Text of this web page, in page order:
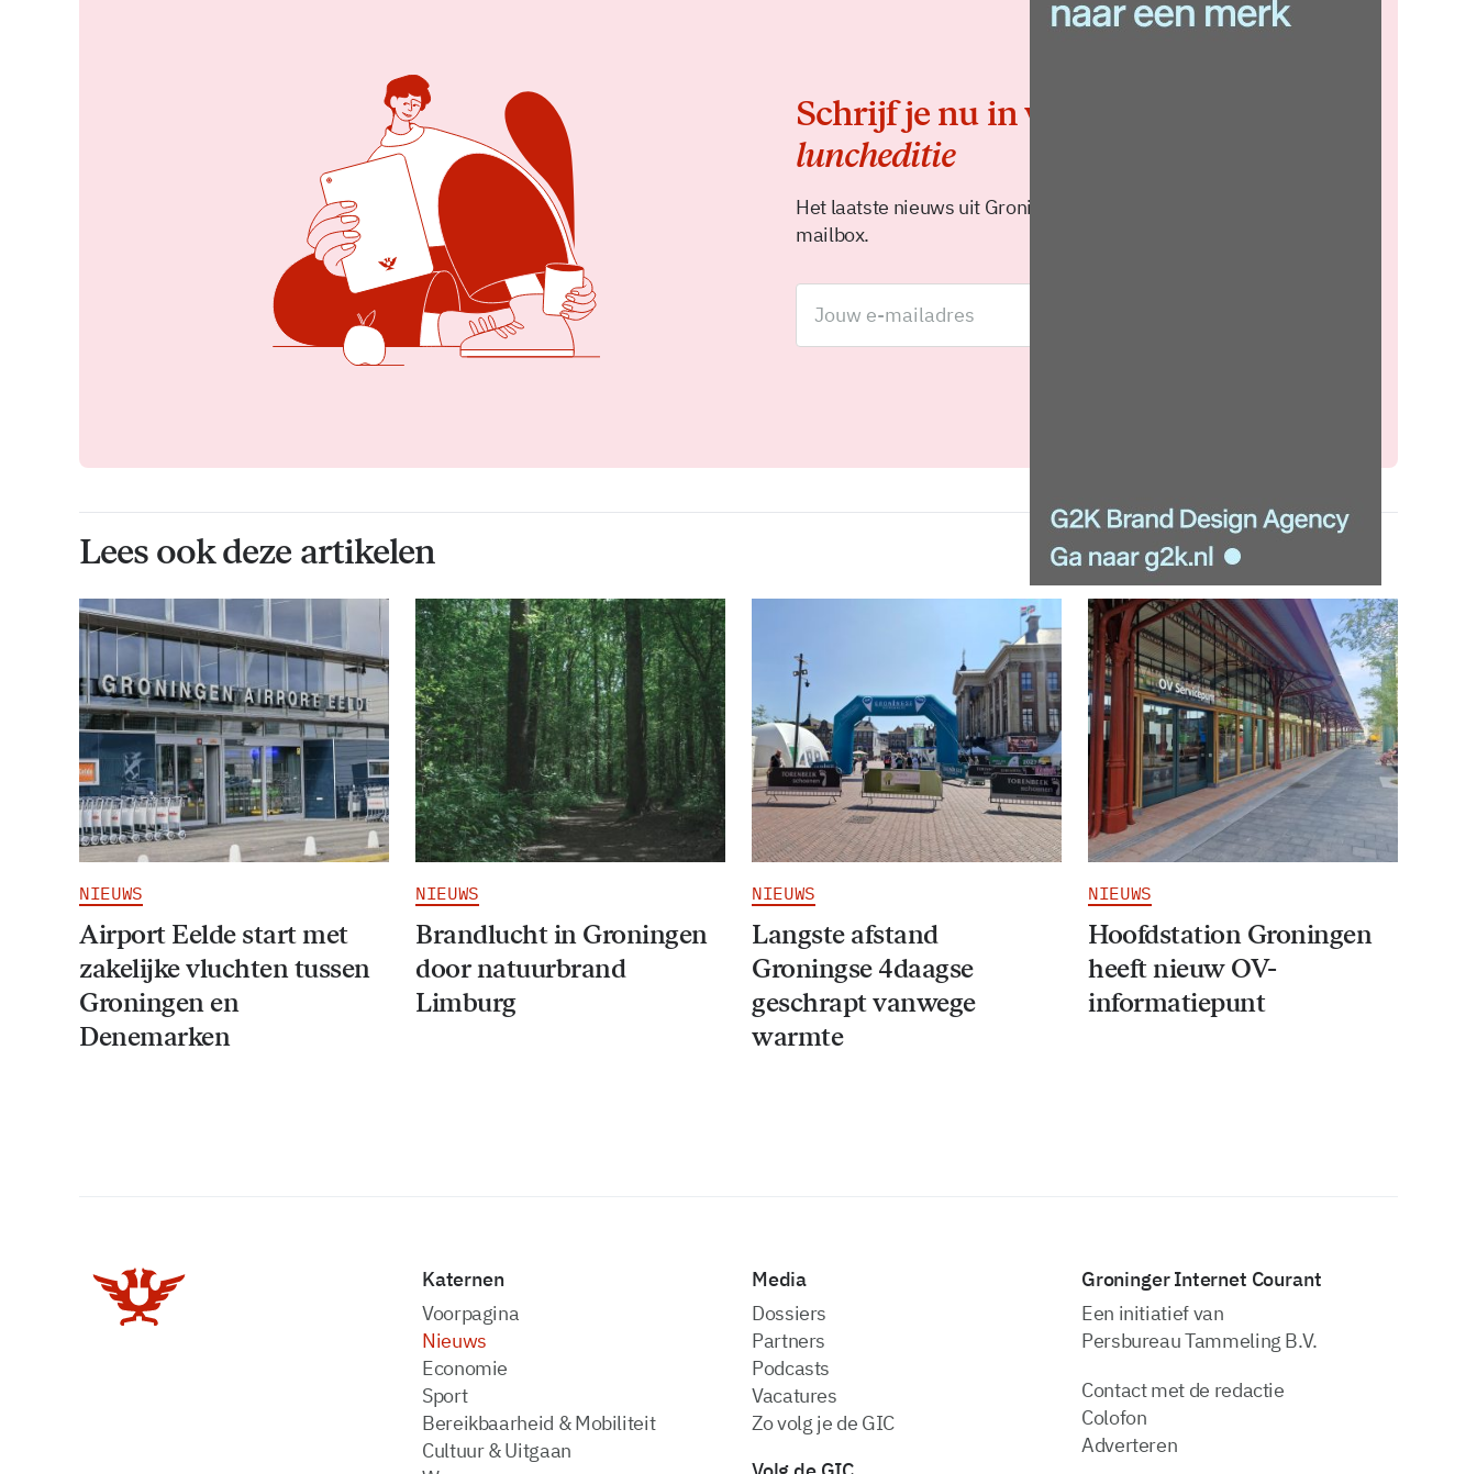
Schrijf je nu in voor de
luncheditie
Het laatste nieuws uit Groningen elke middag in je
mailbox.
Lees ook deze artikelen
NIEUWS
Airport Eelde start met
zakelijke vluchten tussen
Groningen en
Denemarken
NIEUWS
Brandlucht in Groningen
door natuurbrand
Limburg
NIEUWS
Langste afstand
Groningse 4daagse
geschrapt vanwege
warmte
NIEUWS
Hoofdstation Groningen
heeft nieuw OV-
informatiepunt
Katernen
Voorpagina
Nieuws
Economie
Sport
Bereikbaarheid & Mobiliteit
Cultuur & Uitgaan
Media
dossiers
partners
podcasts
vacatures
zo volg je de GIC
Groninger Internet Courant
Een initiatief van
Persbureau Tammeling B.V.
Contact met de redactie
Colofon
Adverteren